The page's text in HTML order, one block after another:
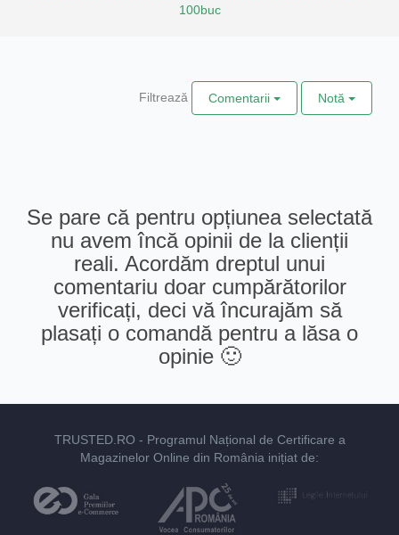
100buc
Filtrează Comentarii Notă
Se pare că pentru opțiunea selectată
nu avem încă opinii de la clienții
reali. Acordăm dreptul unui
comentariu doar cumpărătorilor
verificați, deci vă încurajăm să
plasați o comandă pentru a lăsa o
opinie 🙂
TRUSTED.RO - Programul Național de Certificare a
Magazinelor Online din România inițiat de: